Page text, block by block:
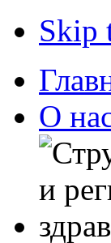
Skip
О